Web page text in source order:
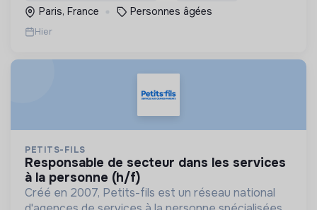
Paris, France Personnes âgées
Hier
PETITS-FILS
responsable de secteur dans les services
à la personne (h/f)
Créé en 2007, Petits-fils est un réseau national